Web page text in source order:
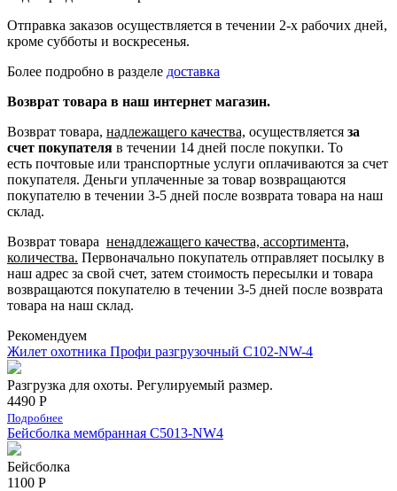
Отправка заказов осуществляется в течении 2-х рабочих дней,
кроме субботы и воскресенья.
Более подробно в разделе доставка
Возврат товара в наш интернет магазин.
Возврат товара, надлежащего качества, осуществляется за
счет покупателя в течении 14 дней после покупки. То
есть почтовые или транспортные услуги оплачиваются за счет
покупателя. Деньги уплаченные за товар возвращаются
покупателю в течении 3-5 дней после возврата товара на наш
склад.
Возврат товара ненадлежащего качества, ассортимента,
количества. Первоначально покупатель отправляет посылку в
наш адрес за свой счет, затем стоимость пересылки и товара
возвращаются покупателю в течении 3-5 дней после возврата
товара на наш склад.
Рекомендуем
Жилет охотника Профи разгрузочный C102-NW-4
Разгрузка для охоты. Регулируемый размер.
4490 Р
Подробнее
Бейсболка мембранная С5013-NW4
Бейсболка
1100 Р